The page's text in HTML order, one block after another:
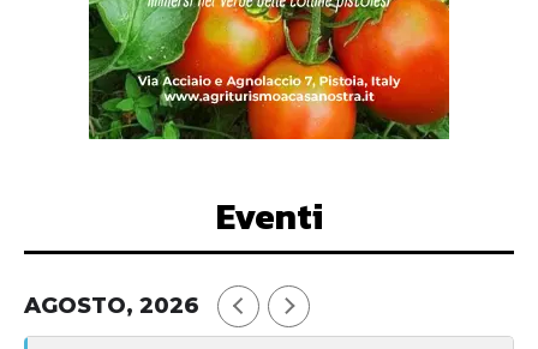
Eventi
AGOSTO, 2026